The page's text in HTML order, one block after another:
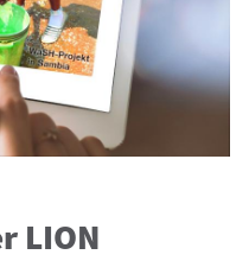
LION